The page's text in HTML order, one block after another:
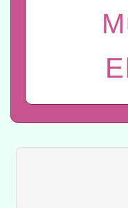
位及
市孔
2026
本校
本館辦
讀推動
科技
A3數